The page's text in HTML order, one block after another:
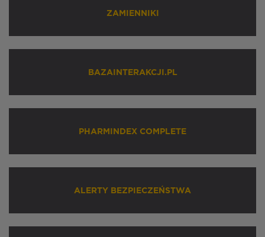
ZAMIENNIKI
BAZAINTERAKCJI.PL
PHARMINDEX COMPLETE
ALERTY BEZPIECZEŃSTWA